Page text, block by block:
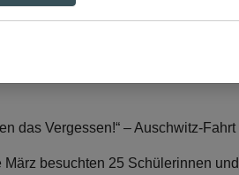
das
das Vergessen!“ – Auschwitz-Fahrt
März besuchten 25 Schülerinnen